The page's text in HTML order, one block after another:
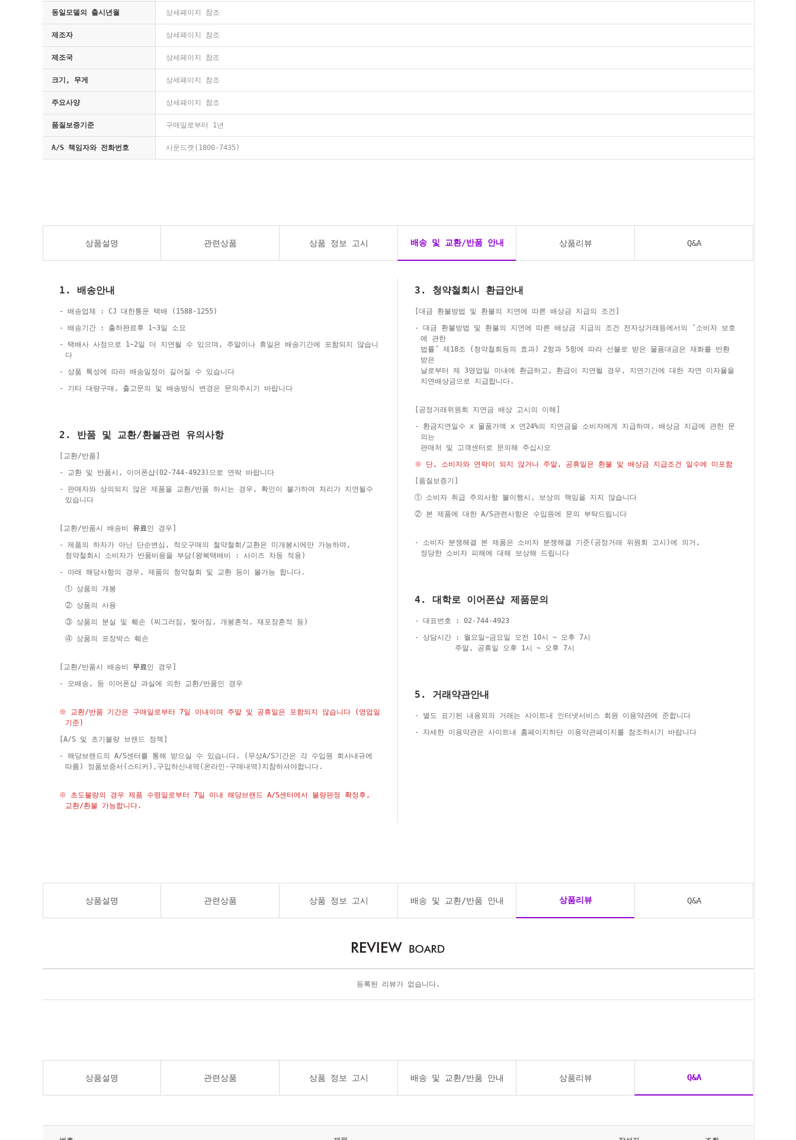
동일모델의 출시년월 상세페이지 참조
제조자 상세페이지 참조
제조국 상세페이지 참조
크기, 무게 상세페이지 참조
주요사양 상세페이지 참조
품질보증기준 구매일로부터 1년
A/S 책임자와 전화번호 사운드캣(1800-7435)
상품설명 관련상품 상품 정보 고시 배송 및 교환/반품 안내 상품리뷰 Q&A
1. 배송안내
- 배송업체 : CJ 대한통운 택배 (1588-1255)
- 배송기간 : 출하완료후 1~3일 소요
- 택배사 사정으로 1~2일 더 지연될 수 있으며, 주말이나 휴일은 배송기간에 포함되지 않습니
다
- 상품 특성에 따라 배송일정이 길어질 수 있습니다
- 기타 대량구매, 출고문의 및 배송방식 변경은 문의주시기 바랍니다
2. 반품 및 교환/환불관련 유의사항
[교환/반품]
- 교환 및 반품시, 이어폰샵(02-744-4923)으로 연락 바랍니다
- 판매자와 상의되지 않은 제품을 교환/반품 하시는 경우, 확인이 불가하여 처리가 지연될수
있습니다
[교환/반품시 배송비 유료인 경우]
- 제품의 하자가 아닌 단순변심, 착오구매의 철약철회/교환은 미개봉시에만 가능하며,
청약철회시 소비자가 반품비용을 부담(왕복택배비 : 사이즈 차등 적용)
- 아래 해당사항의 경우, 제품의 청약철회 및 교환 등이 불가능 합니다.
① 상품의 개봉
② 상품의 사용
③ 상품의 분실 및 훼손 (찌그러짐, 찢어짐, 개봉흔적, 재포장흔적 등)
④ 상품의 포장박스 훼손
[교환/반품시 배송비 무료인 경우]
- 오배송, 등 이어폰샵 과실에 의한 교환/반품인 경우
※ 교환/반품 기간은 구매일로부터 7일 이내이며 주말 및 공휴일은 포함되지 않습니다 (영업일
기준)
[A/S 및 초기불량 브랜드 정책]
- 해당브랜드의 A/S센터를 통해 받으실 수 있습니다. (무상A/S기간은 각 수입원 회사내규에
따름) 정품보증서(스티커),구입하신내역(온라인-구매내역)지참하셔야합니다.
※ 초도불량의 경우 제품 수령일로부터 7일 이내 해당브랜드 A/S센터에서 불량판정 확정후,
교환/환불 가능합니다.
3. 청약철회시 환급안내
[대금 환불방법 및 환불의 지연에 따른 배상금 지급의 조건]
- 대금 환불방법 및 환불의 지연에 따른 배상금 지급의 조건 전자상거래등에서의 ‘소비자 보호
에 관한
법률’ 제18조 (청약철회등의 효과) 2항과 5항에 따라 선불로 받은 물품대금은 재화를 반환
받은
날로부터 제 3영업일 이내에 환급하고, 환급이 지연될 경우, 지연기간에 대한 자연 이자율을
지연배상금으로 지급합니다.
[공정거래위원회 지연금 배상 고시의 이해]
- 환금지연일수 x 물품가액 x 연24%의 지연금을 소비자에게 지급하며, 배상금 지급에 관한 문
의는
판매처 및 고객센터로 문의해 주십시오
※ 단, 소비자와 연락이 되지 않거나 주말, 공휴일은 환불 및 배상금 지급조건 일수에 미포함
[품질보증기]
① 소비자 취급 주의사항 불이행시, 보상의 책임을 지지 않습니다
② 본 제품에 대한 A/S관련사항은 수입원에 문의 부탁드립니다
- 소비자 분쟁해결 본 제품은 소비자 분쟁해결 기준(공정거래 위원회 고시)에 의거,
정당한 소비자 피해에 대해 보상해 드립니다
4. 대학로 이어폰샵 제품문의
- 대표번호 : 02-744-4923
- 상담시간 : 월요일~금요일 오전 10시 ~ 오후 7시
주말, 공휴일 오후 1시 ~ 오후 7시
5. 거래약관안내
- 별도 표기된 내용외의 거래는 사이트내 인터넷서비스 회원 이용약관에 준합니다
- 자세한 이용약관은 사이트내 홈페이지하단 이용약관페이지를 참조하시기 바랍니다
상품설명 관련상품 상품 정보 고시 배송 및 교환/반품 안내 상품리뷰 Q&A
등록된 리뷰가 없습니다.
상품설명 관련상품 상품 정보 고시 배송 및 교환/반품 안내 상품리뷰 Q&A